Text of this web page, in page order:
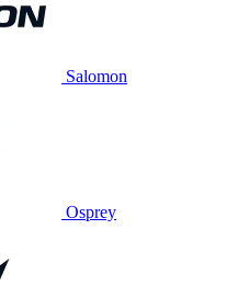
Salomon
Osprey